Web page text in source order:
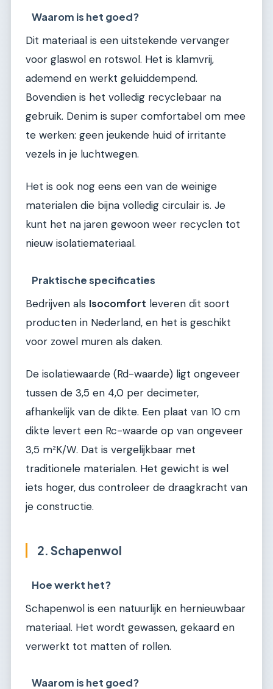
Waarom is het goed?
Dit materiaal is een uitstekende vervanger
voor glaswol en rotswol. Het is klamvrij,
ademend en werkt geluiddempend.
Bovendien is het volledig recyclebaar na
gebruik. Denim is super comfortabel om mee
te werken: geen jeukende huid of irritante
vezels in je luchtwegen.
Het is ook nog eens een van de weinige
materialen die bijna volledig circulair is. Je
kunt het na jaren gewoon weer recyclen tot
nieuw isolatiemateriaal.
Praktische specificaties
Bedrijven als Isocomfort leveren dit soort
producten in Nederland, en het is geschikt
voor zowel muren als daken.
De isolatiewaarde (Rd-waarde) ligt ongeveer
tussen de 3,5 en 4,0 per decimeter,
afhankelijk van de dikte. Een plaat van 10 cm
dikte levert een Rc-waarde op van ongeveer
3,5 m²K/W. Dat is vergelijkbaar met
traditionele materialen. Het gewicht is wel
iets hoger, dus controleer de draagkracht van
je constructie.
2. Schapenwol
Hoe werkt het?
Schapenwol is een natuurlijk en hernieuwbaar
materiaal. Het wordt gewassen, gekaard en
verwerkt tot matten of rollen.
Waarom is het goed?